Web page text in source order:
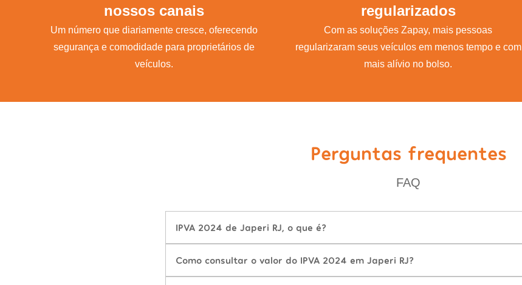
nossos canais
Um número que diariamente cresce, oferecendo
segurança e comodidade para proprietários de
veículos.
regularizados
Com as soluções Zapay, mais pessoas
regularizaram seus veículos em menos tempo e com
mais alívio no bolso.
Perguntas frequentes
FAQ
IPVA 2024 de Japeri RJ, o que é?
Como consultar o valor do IPVA 2024 em Japeri RJ?